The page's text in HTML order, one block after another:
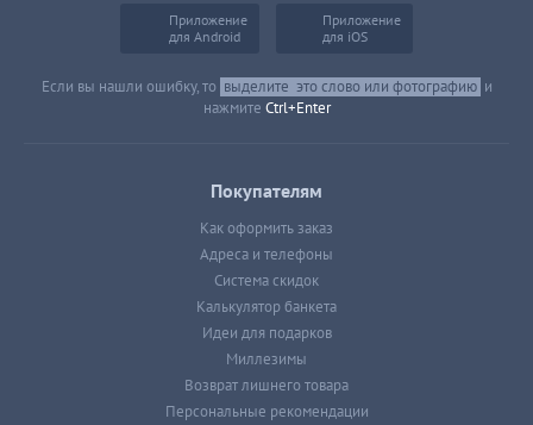
Приложение
для Android
Приложение
для iOS
Если вы нашли ошибку, то выделите это слово или фотографию и
нажмите Ctrl+Enter
Покупателям
Как оформить заказ
Адреса и телефоны
Система скидок
Калькулятор банкета
Идеи для подарков
Миллезимы
Возврат лишнего товара
Персональные рекомендации